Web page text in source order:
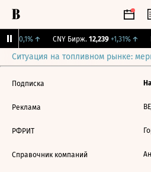
+0,1%↑ CNY Бирж. 12,239 +1,31%↑
Ситуация на топливном рынке:
Подписка
Реклама
РФРИТ
Справочник компаний